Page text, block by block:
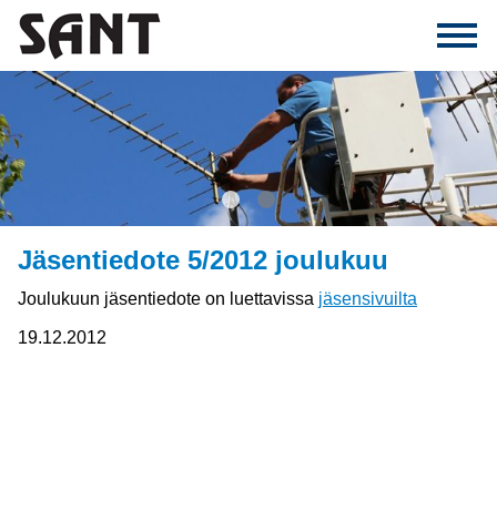
1 2
Jäsentiedote 5/2012 joulukuu
Joulukuun jäsentiedote on luettavissa jäsensivuilta
19.12.2012